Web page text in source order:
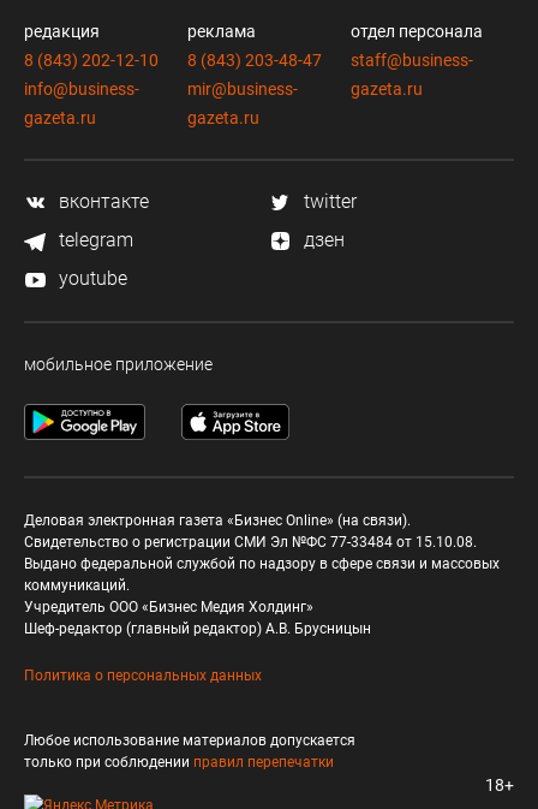
редакция
8 (843) 202-12-10
info@business-
gazeta.ru
реклама
8 (843) 203-48-47
mir@business-
gazeta.ru
отдел персонала
staff@business-
gazeta.ru
вконтакте
twitter
telegram
дзен
youtube
мобильное приложение
Деловая электронная газета «Бизнес Online» (на связи).
Свидетельство о регистрации СМИ Эл №ФС 77-33484 от 15.10.08.
Выдано федеральной службой по надзору в сфере связи и массовых
коммуникаций.
Учредитель ООО «Бизнес Медия Холдинг»
Шеф-редактор (главный редактор) А.В. Брусницын
Политика о персональных данных
Любое использование материалов допускается
только при соблюдении правил перепечатки
18+